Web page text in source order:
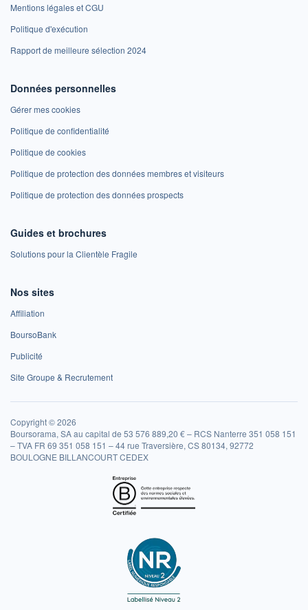
Mentions légales et CGU
Politique d'exécution
Rapport de meilleure sélection 2024
Données personnelles
Gérer mes cookies
Politique de confidentialité
Politique de cookies
Politique de protection des données membres et visiteurs
Politique de protection des données prospects
Guides et brochures
Solutions pour la Clientèle Fragile
Nos sites
Affiliation
BoursoBank
Publicité
Site Groupe & Recrutement
Copyright © 2026
Boursorama, SA au capital de 53 576 889,20 € – RCS Nanterre 351 058 151
– TVA FR 69 351 058 151 – 44 rue Traversière, CS 80134, 92772
BOULOGNE BILLANCOURT CEDEX